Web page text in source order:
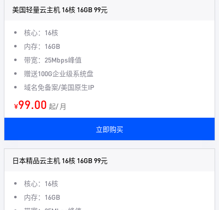
美国轻量云主机 16核 16GB 99元
核心：16核
内存：16GB
带宽：25Mbps峰值
赠送100G企业级系统盘
域名免备案/美国原生IP
¥99.00 起/ 月
立即购买
日本精品云主机 16核 16GB 99元
核心：16核
内存：16GB